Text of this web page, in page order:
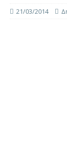
21/03/2014